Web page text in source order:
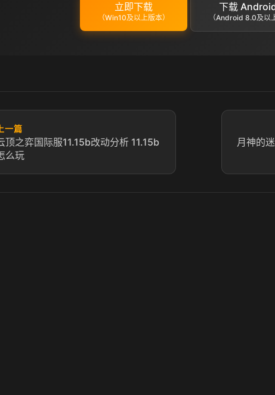
立即下载
（Win10及以上版本）
下载
（Android 8.0及以
上一篇
顶之弈国际服11.15b改动分析 11.15b
么玩
月神的